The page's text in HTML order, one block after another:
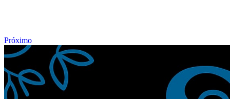
Próximo